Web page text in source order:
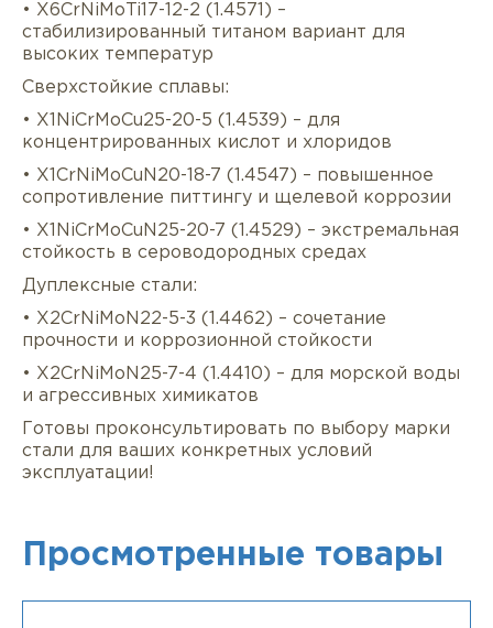
• X6CrNiMoTi17-12-2 (1.4571) –
стабилизированный титаном вариант для
высоких температур
Сверхстойкие сплавы:
• X1NiCrMoCu25-20-5 (1.4539) – для
концентрированных кислот и хлоридов
• X1CrNiMoCuN20-18-7 (1.4547) – повышенное
сопротивление питтингу и щелевой коррозии
• X1NiCrMoCuN25-20-7 (1.4529) – экстремальная
стойкость в сероводородных средах
Дуплексные стали:
• X2CrNiMoN22-5-3 (1.4462) – сочетание
прочности и коррозионной стойкости
• X2CrNiMoN25-7-4 (1.4410) – для морской воды
и агрессивных химикатов
Готовы проконсультировать по выбору марки
стали для ваших конкретных условий
эксплуатации!
Просмотренные товары